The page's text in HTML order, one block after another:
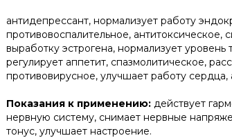
антидепрессант, нормализует работу
противовоспалительное, антитоксическое,
выработку эстрогена, нормализует уровень
регулирует аппетит, спазмолитическое,
противовирусное, улучшает работу сердца,
Показания к применению: действует
нервную систему, снимает нервные
тонус, улучшает настроение.